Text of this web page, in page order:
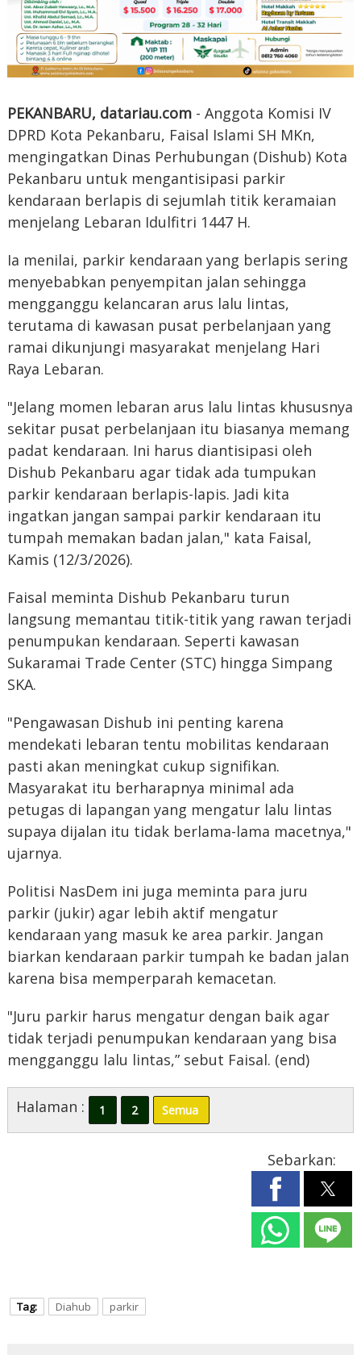
PEKANBARU, datariau.com- Anggota Komisi IV
DPRD Kota Pekanbaru, Faisal Islami SH MKn,
mengingatkan Dinas Perhubungan (Dishub) Kota
Pekanbaru untuk mengantisipasi parkir
kendaraan berlapis di sejumlah titik keramaian
menjelang Lebaran Idulfitri 1447 H.
Ia menilai, parkir kendaraan yang berlapis sering
menyebabkan penyempitan jalan sehingga
mengganggu kelancaran arus lalu lintas,
terutama di kawasan pusat perbelanjaan yang
ramai dikunjungi masyarakat menjelang Hari
Raya Lebaran.
"Jelang momen lebaran arus lalu lintas khususnya
sekitar pusat perbelanjaan itu biasanya memang
padat kendaraan. Ini harus diantisipasi oleh
Dishub Pekanbaru agar tidak ada tumpukan
parkir kendaraan berlapis-lapis. Jadi kita
ingatkan jangan sampai parkir kendaraan itu
tumpah memakan badan jalan," kata Faisal,
Kamis (12/3/2026).
Faisal meminta Dishub Pekanbaru turun
langsung memantau titik-titik yang rawan terjadi
penumpukan kendaraan. Seperti kawasan
Sukaramai Trade Center (STC) hingga Simpang
SKA.
"Pengawasan Dishub ini penting karena
mendekati lebaran tentu mobilitas kendaraan
pasti akan meningkat cukup signifikan.
Masyarakat itu berharapnya minimal ada
petugas di lapangan yang mengatur lalu lintas
supaya dijalan itu tidak berlama-lama macetnya,"
ujarnya.
Politisi NasDem ini juga meminta para juru
parkir (jukir) agar lebih aktif mengatur
kendaraan yang masuk ke area parkir. Jangan
biarkan kendaraan parkir tumpah ke badan jalan
karena bisa memperparah kemacetan.
"Juru parkir harus mengatur dengan baik agar
tidak terjadi penumpukan kendaraan yang bisa
mengganggu lalu lintas,” sebut Faisal. (end)
Halaman : 1 2 Semua
Sebarkan:
Tag: Diahub parkir